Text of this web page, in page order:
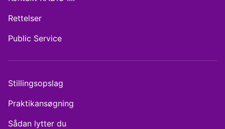
Rettelser
Public Service
Stillingsopslag
Praktikansøgning
Sådan lytter du